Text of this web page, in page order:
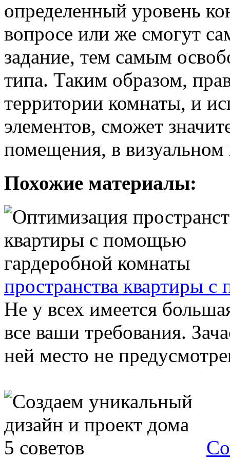
определенный уровень
вопросе или же смогут
задание, тем самым
типа. Таким образом,
территории комнаты, и
элементов, сможет
помещения, в визуальном
Похожие материалы:
пространства квартиры
Не у всех имеется
все ваши требования.
ней место не